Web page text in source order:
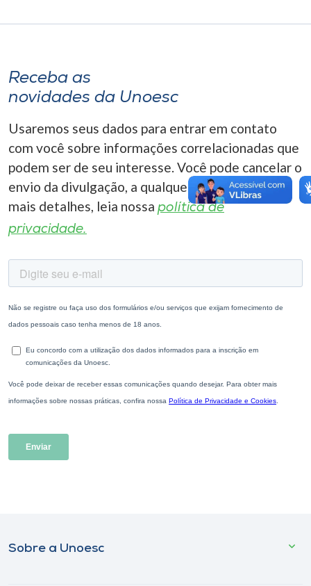
Receba as
novidades da Unoesc
Usaremos seus dados para entrar em contato
com você sobre informações correlacionadas que
podem ser de seu interesse. Você pode cancelar o
envio da divulgação, a qualquer momento. Para
mais detalhes, leia nossa política de
privacidade.
Sobre a Unoesc